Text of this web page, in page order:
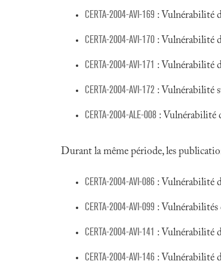
CERTA-2004-AVI-169 : Vulnérabilité
CERTA-2004-AVI-170 : Vulnérabilité
CERTA-2004-AVI-171 : Vulnérabilité
CERTA-2004-AVI-172 : Vulnérabilité
CERTA-2004-ALE-008 : Vulnérabilité
Durant la même période, les
CERTA-2004-AVI-086 : Vulnérabilité
CERTA-2004-AVI-099 : Vulnérabilités
CERTA-2004-AVI-141 : Vulnérabilité
CERTA-2004-AVI-146 : Vulnérabilité